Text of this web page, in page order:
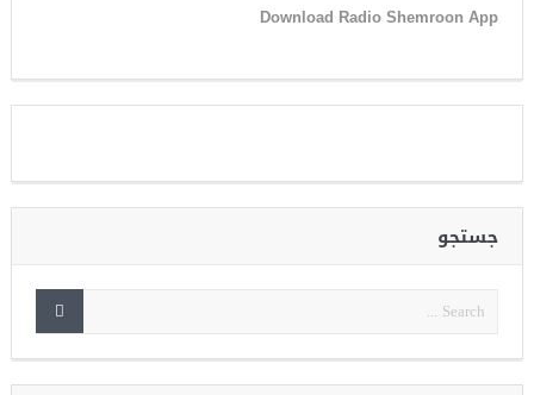
Download Radio Shemroon App
جستجو